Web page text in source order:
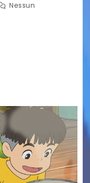
Nessun